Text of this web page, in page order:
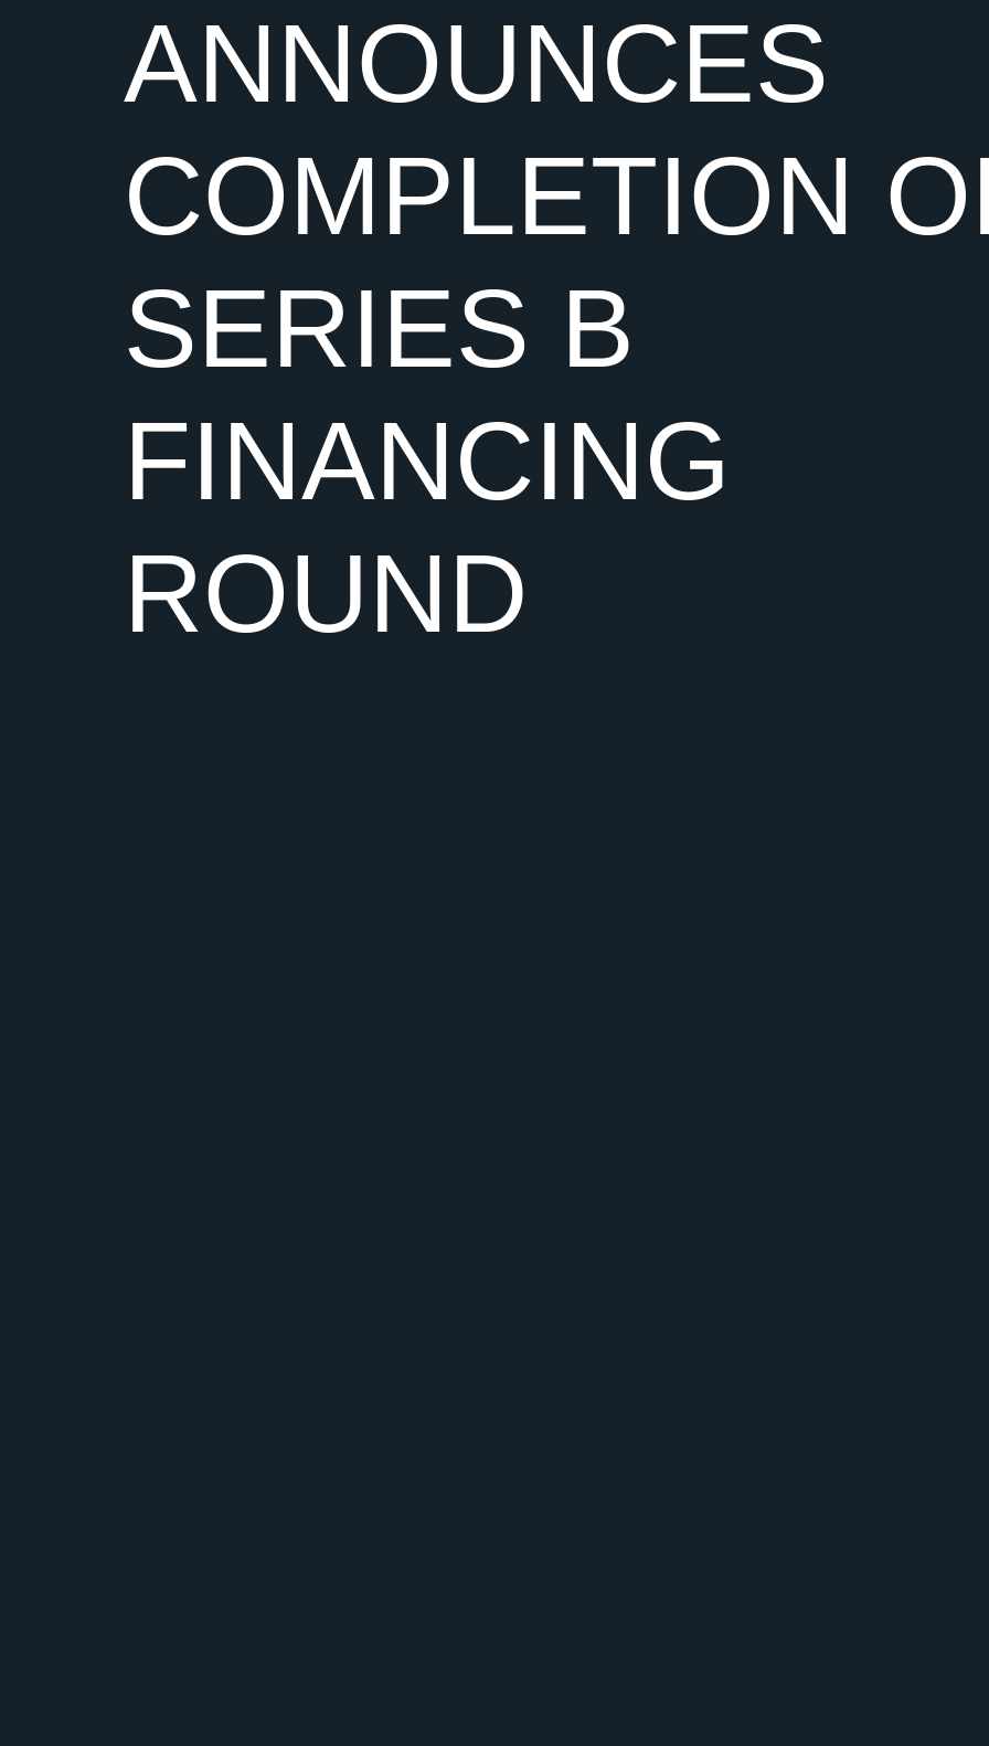
ANNOUNCES
COMPLETION
SERIES B
FINANCING
ROUND